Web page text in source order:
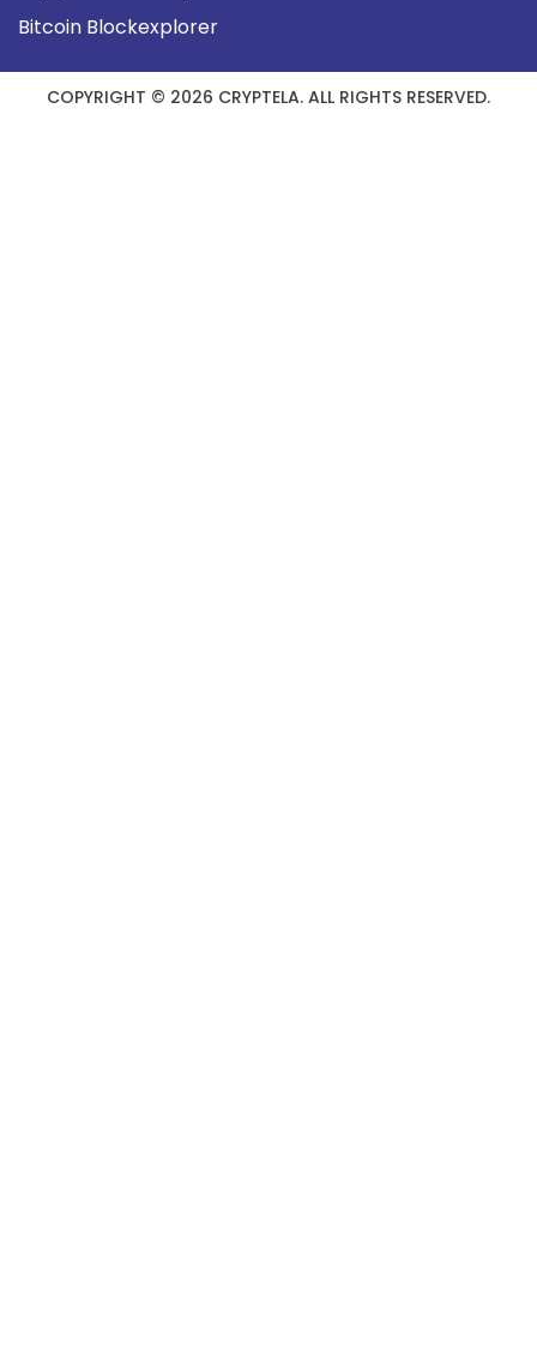
Bitcoin Blockexplorer
COPYRIGHT © 2026 CRYPTELA. ALL RIGHTS RESERVED.